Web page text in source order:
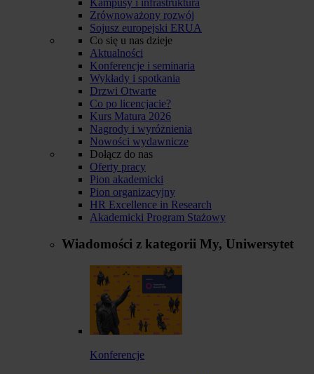
Zrównoważony rozwój
Sojusz europejski ERUA
Co się u nas dzieje
Aktualności
Konferencje i seminaria
Wykłady i spotkania
Drzwi Otwarte
Co po licencjacie?
Kurs Matura 2026
Nagrody i wyróżnienia
Nowości wydawnicze
Dołącz do nas
Oferty pracy
Pion akademicki
Pion organizacyjny
HR Excellence in Research
Akademicki Program Stażowy
Wiadomości z kategorii My, Uniwersytet
Konferencje